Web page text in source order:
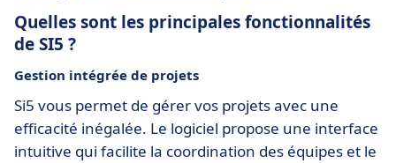
Quelles sont les principales fonctionnalités
de SI5 ?
Gestion intégrée de projets
Si5 vous permet de gérer vos projets avec une
efficacité inégalée. Le logiciel propose une interface
intuitive qui facilite la coordination des équipes et le